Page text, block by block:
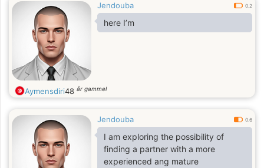
Jendouba 0.2
here I’m
Aymensdiri48 år gammel
Jendouba 0.6
I am exploring the possibility of
finding a partner with a more
experienced ang mature